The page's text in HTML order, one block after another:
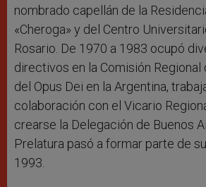
nombrado capellán de la
«Cheroga» y del Centro
Rosario. De 1970 a 1983 ocupó
directivos en la Comisión Regional
del Opus Dei en la Argentina,
colaboración con el Vicario
crearse la Delegación de Buenos
Prelatura pasó a formar parte de
1993.